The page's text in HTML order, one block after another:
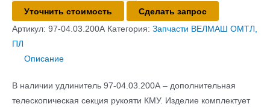
Удлинитель
97-
04.03.200А
Уточнить стоимость
Сделать запрос
Артикул: 97-04.03.200А Категория: Запчасти ВЕЛМАШ ОМТЛ,
ПЛ
Описание
В наличии удлинитель 97-04.03.200А – дополнительная
телескопическая секция рукояти КМУ. Изделие комплектует